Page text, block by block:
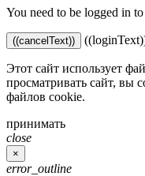
You need to be logged in
((cancelText))
Этот сайт использует
просматривать сайт, вы
файлов cookie.
принимать
close
×
error_outline